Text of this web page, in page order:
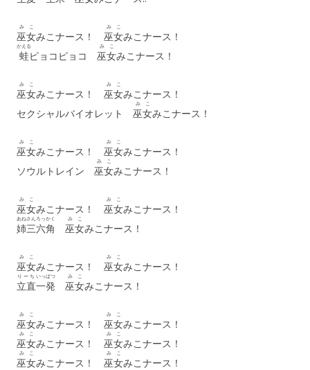
巫女
みこ
みこナース！ 巫女
みこ
みこナース！
蛙
かえる
ピョコピョコ 巫女
みこ
みこナース！
巫女
みこ
みこナース！ 巫女
みこ
みこナース！
セクシャルバイオレット 巫女
みこ
みこナース！
巫女
みこ
みこナース！ 巫女
みこ
みこナース！
ソウルトレイン 巫女
みこ
みこナース！
巫女
みこ
みこナース！ 巫女
みこ
みこナース！
姉
あね
三
さん
六角
ろっかく
巫女
みこ
みこナース！
巫女
みこ
みこナース！ 巫女
みこ
みこナース！
立直
りーち
一発
いっぱつ
巫女
みこ
みこナース！
巫女
みこ
みこナース！ 巫女
みこ
みこナース！
巫女
みこ
みこナース！ 巫女
みこ
みこナース！
巫女
みこ
みこナース！ 巫女
みこ
みこナース！